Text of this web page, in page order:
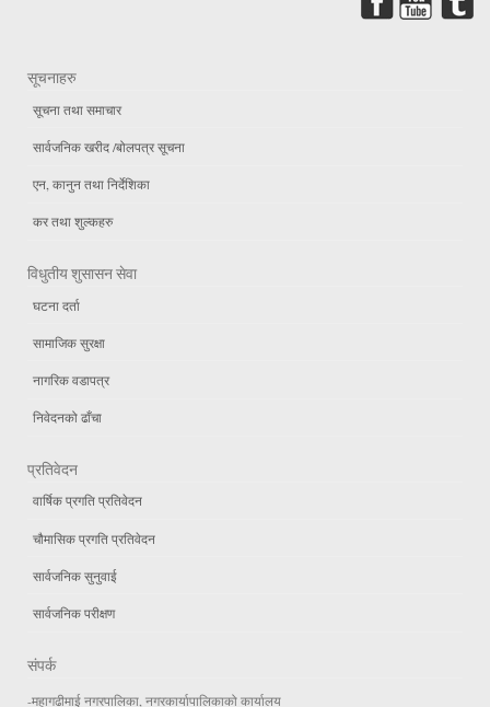
सूचनाहरु
सूचना तथा समाचार
सार्वजनिक खरीद /बोलपत्र सूचना
एन, कानुन तथा निर्देशिका
कर तथा शुल्कहरु
विधुतीय शुसासन सेवा
घटना दर्ता
सामाजिक सुरक्षा
नागरिक वडापत्र
निवेदनको ढाँचा
प्रतिवेदन
वार्षिक प्रगति प्रतिवेदन
चौमासिक प्रगति प्रतिवेदन
सार्वजनिक सुनुवाई
सार्वजनिक परीक्षण
संपर्क
-महागढीमाई नगरपालिका, नगरकार्यापालिकाको कार्यालय